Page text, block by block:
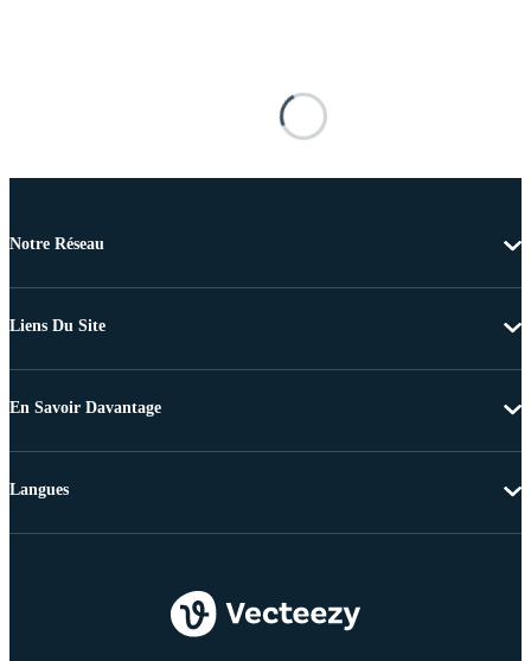
Notre Réseau
Liens Du Site
En Savoir Davantage
Langues